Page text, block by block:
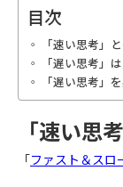
目次
「速い思考」
「遅い思考」
「遅い思考」
「速い思
「ファスト＆スロ